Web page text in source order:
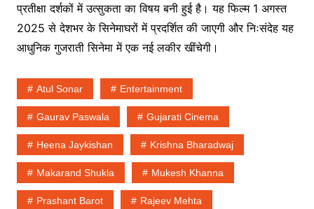
प्रतीक्षा दर्शकों में उत्सुकता का विषय बनी हुई है। यह फिल्म 1 अगस्त
2025 से देशभर के सिनेमाघरों में प्रदर्शित की जाएगी और निःसंदेह यह
आधुनिक गुजराती सिनेमा में एक नई लकीर खींचेगी।
Atul Sonar Entertainment
Gaurav Paswala Gujarati Cinema
Heena Jaykishan Krishna Bharadwaj
Makarand Shukla Mukesh Khanna
Prashant Barot Rajeev Mehta